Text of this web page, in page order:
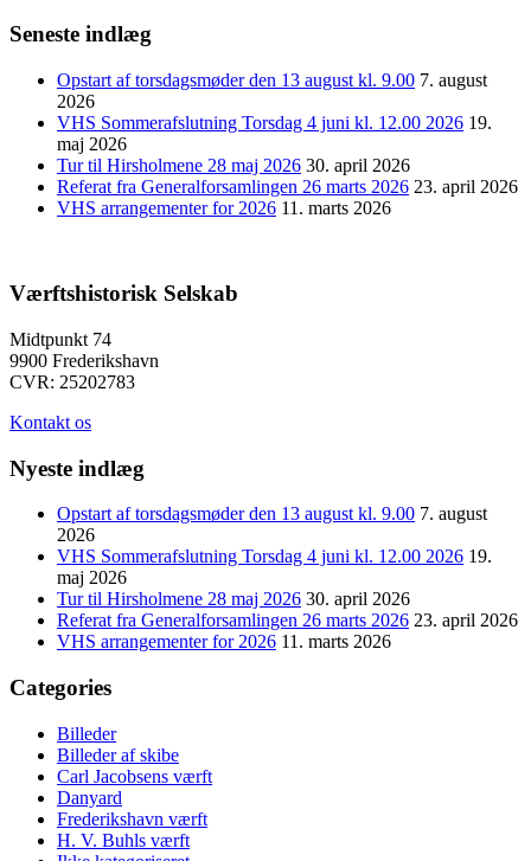
Seneste indlæg
Opstart af torsdagsmøder den 13 august kl. 9.00 7. august
2026
VHS Sommerafslutning Torsdag 4 juni kl. 12.00 2026 19.
maj 2026
Tur til Hirsholmene 28 maj 2026 30. april 2026
Referat fra Generalforsamlingen 26 marts 2026 23. april 2026
VHS arrangementer for 2026 11. marts 2026
Værftshistorisk Selskab
Midtpunkt 74
9900 Frederikshavn
CVR: 25202783
Kontakt os
Nyeste indlæg
Opstart af torsdagsmøder den 13 august kl. 9.00 7. august
2026
VHS Sommerafslutning Torsdag 4 juni kl. 12.00 2026 19.
maj 2026
Tur til Hirsholmene 28 maj 2026 30. april 2026
Referat fra Generalforsamlingen 26 marts 2026 23. april 2026
VHS arrangementer for 2026 11. marts 2026
Categories
Billeder
Billeder af skibe
Carl Jacobsens værft
Danyard
Frederikshavn værft
H. V. Buhls værft